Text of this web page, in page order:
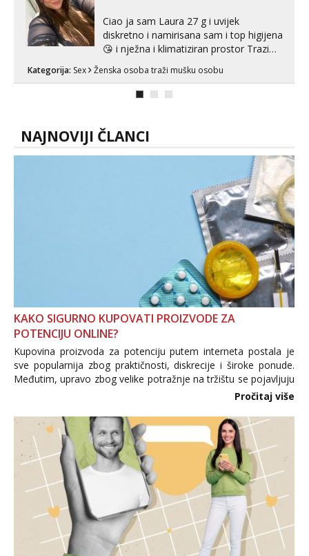
Ciao ja sam Laura 27 g i uvijek
diskretno i namirisana sam i top higijena
😘 i nježna i klimatiziran prostor Trazim
Pusenje i gutanje sperme Erotsko rublje
imam uvijek Lizati me mozes i ljubiti po
Kategorija: Sex Ženska osoba traži mušku osobu
NAJNOVIJI ČLANCI
KAKO SIGURNO KUPOVATI PROIZVODE ZA
POTENCIJU ONLINE?
Kupovina proizvoda za potenciju putem interneta postala je
sve popularnija zbog praktičnosti, diskrecije i široke ponude.
Međutim, upravo zbog velike potražnje na tržištu se pojavljuju
i brojni krivotvoreni proizvodi, nepouzdane internetske
Pročitaj više